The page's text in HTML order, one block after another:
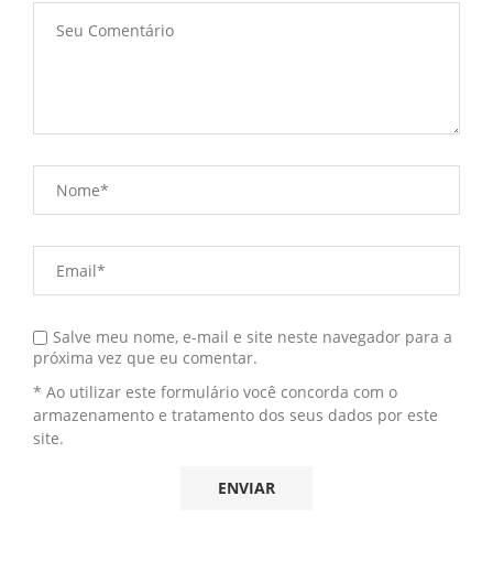
Salve meu nome, e-mail e site neste navegador para a
próxima vez que eu comentar.
* Ao utilizar este formulário você concorda com o
armazenamento e tratamento dos seus dados por este
site.